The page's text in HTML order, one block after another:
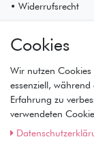
• Widerrufsrecht
• Registrierung
• Warenkorb
• Kasse
• Wunschliste
Service
Cookies
Wir nutzen Cookies
essenziell,
Erfahrung zu
verwendeten